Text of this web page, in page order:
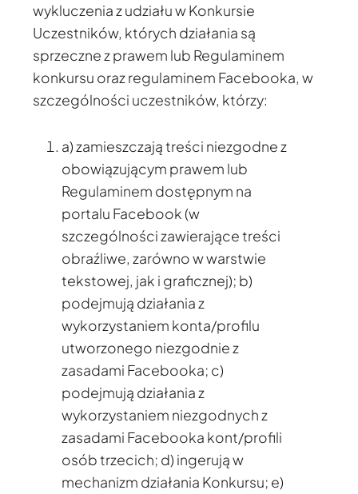
wykluczenia z udziału w Konkursie
Uczestników, których działania są
sprzeczne z prawem lub Regulaminem
konkursu oraz regulaminem Facebooka, w
szczególności uczestników, którzy:
a) zamieszczają treści niezgodne z
obowiązującym prawem lub
Regulaminem dostępnym na
portalu Facebook (w
szczególności zawierające treści
obraźliwe, zarówno w warstwie
tekstowej, jak i graficznej); b)
podejmują działania z
wykorzystaniem konta/profilu
utworzonego niezgodnie z
zasadami Facebooka; c)
podejmują działania z
wykorzystaniem niezgodnych z
zasadami Facebooka kont/profili
osób trzecich; d) ingerują w
mechanizm działania Konkursu; e)